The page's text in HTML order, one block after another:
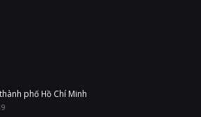
phố Hồ Chí Minh